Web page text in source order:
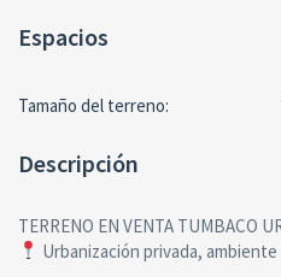
Espacios
Tamaño del terreno:
Descripción
TERRENO EN VENTA TUMBACO
Urbanización privada,